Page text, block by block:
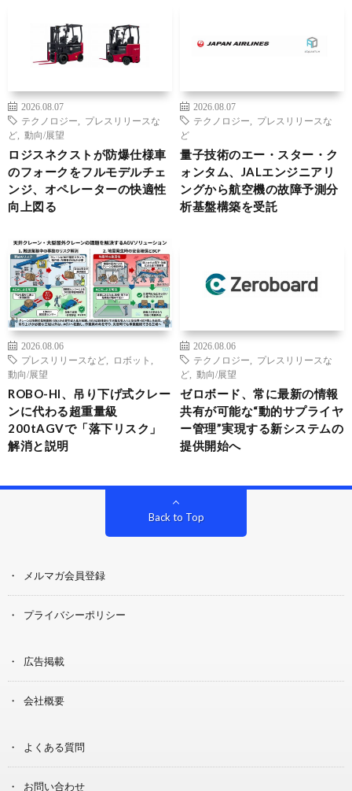
2026.08.07
テクノロジー
プレスリリースな
ど
動向/展望
ロジスネクストが防爆仕様車
のフォークをフルモデルチェ
ンジ、オペレーターの快適性
向上図る
2026.08.07
テクノロジー
プレスリリースな
ど
量子技術のエー・スター・ク
ォンタム、JALエンジニアリ
ングから航空機の故障予測分
析基盤構築を受託
2026.08.06
プレスリリースなど
ロボット
動向/展望
ROBO-HI、吊り下げ式クレー
ンに代わる超重量級
200tAGVで「落下リスク」
解消と説明
2026.08.06
テクノロジー
プレスリリースな
ど
動向/展望
ゼロボード、常に最新の情報
共有が可能な“動的サプライヤ
ー管理”実現する新システムの
提供開始へ
Back to Top
メルマガ会員登録
プライバシーポリシー
広告掲載
会社概要
よくある質問
お問い合わせ